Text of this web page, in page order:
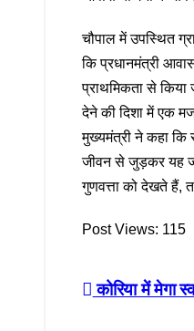
चौपाल में उपस्थित
कि प्रधानमंत्री
प्राथमिकता से
देने की दिशा में एक
मुख्यमंत्री ने कहा कि
जीवन से जुड़कर यह
गुणवत्ता को देखते हैं,
Post Views: 115
Post
कोरिया में मेगा